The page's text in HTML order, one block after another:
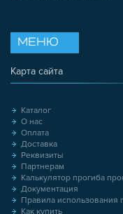
МЕНЮ
Карта сайта
Каталог
О нас
Оплата
Доставка
Реквизиты
Партнерам
Калькулятор прогиба
Документация
Правила использования
Как купить